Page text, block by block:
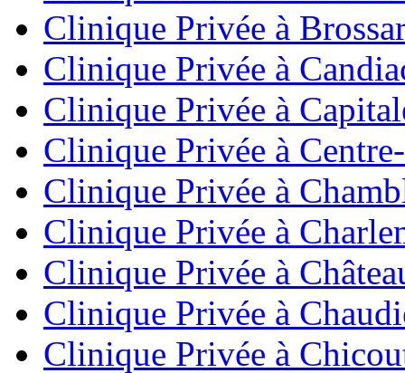
Clinique Privée à
Clinique Privée à
Clinique Privée à
Clinique Privée à
Clinique Privée à
Clinique Privée à
Clinique Privée à
Clinique Privée à
Clinique Privée à